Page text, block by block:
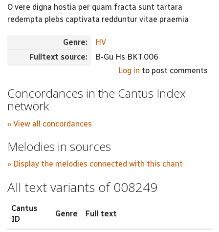
O vere digna hostia per quam fracta sunt tartara
redempta plebs captivata redduntur vitae praemia
Genre:
HV
Fulltext source:
B-Gu Hs BKT.006
Log in to post comments
Concordances in the Cantus Index
network
» View all concordances
Melodies in sources
» Display the melodies connected with this chant
All text variants of 008249
Cantus
ID
Genre Full text